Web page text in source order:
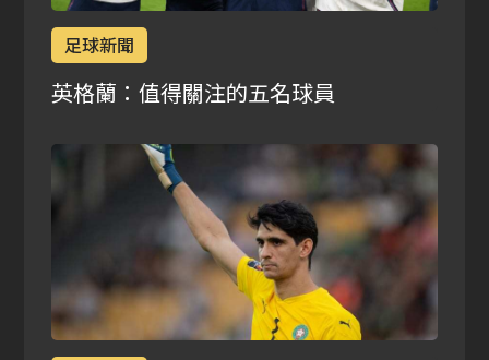
足球新聞
英格蘭：值得關注的五名球員